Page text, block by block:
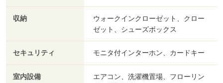
収納
ウォークインクローゼット、クロー
ゼット、シューズボックス
セキュリティ モニタ付インターホン、カードキー
室内設備
エアコン、洗濯機置場、フローリン